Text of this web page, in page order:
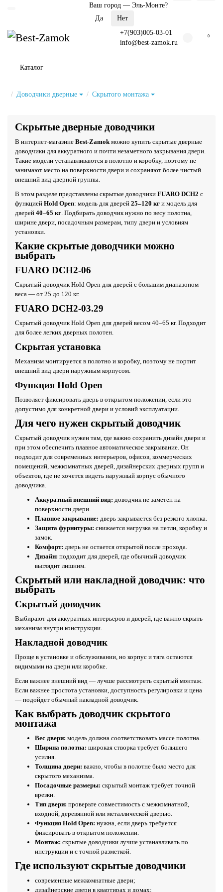
Ваш город — Эль-Монте?
+7(903)005-03-01
info@best-zamok.ru
0
Каталог
Доводчики дверные Скрытого монтажа
Скрытые дверные доводчики
В интернет-магазине Best-Zamokможно купить скрытые дверные
доводчики для аккуратного и почти незаметного закрывания двери.
Такие модели устанавливаются в полотно и коробку, поэтому не
занимают место на поверхности двери и сохраняют более чистый
внешний вид дверной группы.
В этом разделе представлены скрытые доводчики FUARO DCH2 с
функцией Hold Open: модель для дверей 25–120 кг и модель для
дверей 40–65 кг. Подбирать доводчик нужно по весу полотна,
ширине двери, посадочным размерам, типу двери и условиям
установки.
Какие скрытые доводчики можно
выбрать
FUARO DCH2-06
Скрытый доводчик Hold Open для дверей с большим диапазоном
веса — от 25 до 120 кг.
FUARO DCH2-03.29
Скрытый доводчик Hold Open для дверей весом 40–65 кг. Подходит
для более легких дверных полотен.
Скрытая установка
Механизм монтируется в полотно и коробку, поэтому не портит
внешний вид двери наружным корпусом.
Функция Hold Open
Позволяет фиксировать дверь в открытом положении, если это
допустимо для конкретной двери и условий эксплуатации.
Для чего нужен скрытый доводчик
Скрытый доводчик нужен там, где важно сохранить дизайн двери и
при этом обеспечить плавное автоматическое закрывание. Он
подходит для современных интерьеров, офисов, коммерческих
помещений, межкомнатных дверей, дизайнерских дверных групп и
объектов, где не хочется видеть наружный корпус обычного
доводчика.
Аккуратный внешний вид: доводчик не заметен на
поверхности двери.
Плавное закрывание: дверь закрывается без резкого хлопка.
Защита фурнитуры: снижается нагрузка на петли, коробку и
замок.
Комфорт: дверь не остается открытой после прохода.
Дизайн: подходит для дверей, где обычный доводчик
выглядит лишним.
Скрытый или накладной доводчик: что
выбрать
Скрытый доводчик
Выбирают для аккуратных интерьеров и дверей, где важно скрыть
механизм внутри конструкции.
Накладной доводчик
Проще в установке и обслуживании, но корпус и тяга остаются
видимыми на двери или коробке.
Если важнее внешний вид — лучше рассмотреть скрытый монтаж.
Если важнее простота установки, доступность регулировки и цена
— подойдет обычный накладной доводчик.
Как выбрать доводчик скрытого
монтажа
Вес двери: модель должна соответствовать массе полотна.
Ширина полотна: широкая створка требует большего
усилия.
Толщина двери: важно, чтобы в полотне было место для
скрытого механизма.
Посадочные размеры: скрытый монтаж требует точной
врезки.
Тип двери: проверьте совместимость с межкомнатной,
входной, деревянной или металлической дверью.
Функция Hold Open: нужна, если дверь требуется
фиксировать в открытом положении.
Монтаж: скрытые доводчики лучше устанавливать по
инструкции и с точной разметкой.
Где используют скрытые доводчики
современные межкомнатные двери;
дизайнерские двери в квартирах и домах;